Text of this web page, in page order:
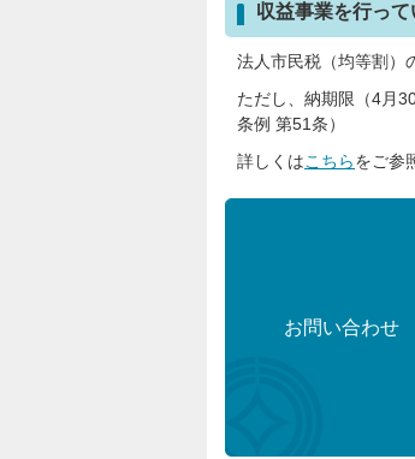
収益事業を行っ
法人市民税（均等割）
ただし、納期限（4月
条例 第51条）
詳しくはこちらをご参
お問い合わせ